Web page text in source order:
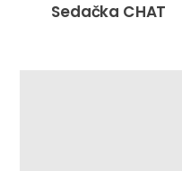
Sedačka CHAT